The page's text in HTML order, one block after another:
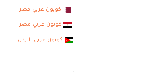
كوبون عربي قطر
كوبون عربي مصر
كوبون عربي الاردن